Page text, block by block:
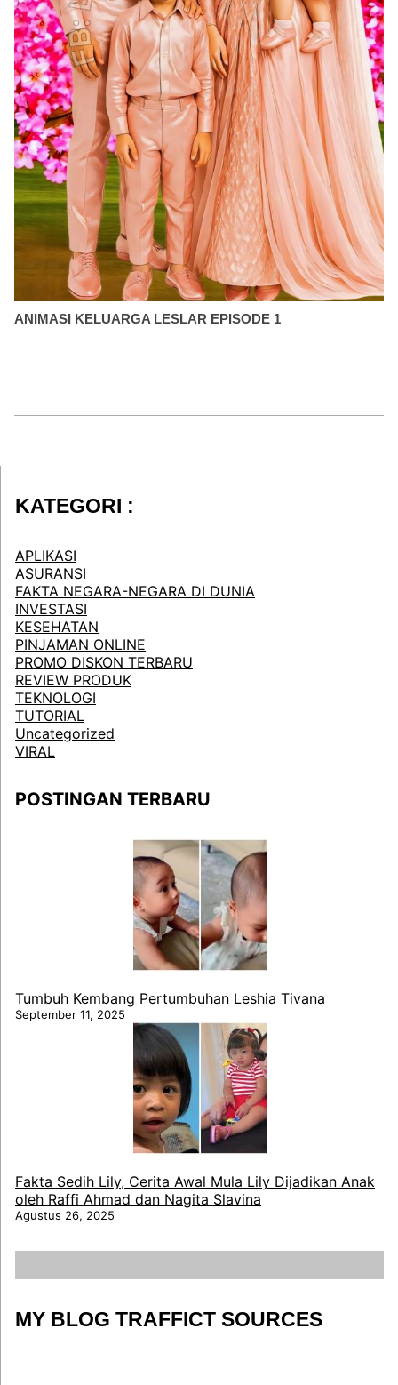
ANIMASI KELUARGA LESLAR EPISODE 1
KATEGORI :
APLIKASI
ASURANSI
FAKTA NEGARA-NEGARA DI DUNIA
INVESTASI
KESEHATAN
PINJAMAN ONLINE
PROMO DISKON TERBARU
REVIEW PRODUK
TEKNOLOGI
TUTORIAL
Uncategorized
VIRAL
POSTINGAN TERBARU
Tumbuh Kembang Pertumbuhan Leshia Tivana
September 11, 2025
Fakta Sedih Lily, Cerita Awal Mula Lily Dijadikan Anak
oleh Raffi Ahmad dan Nagita Slavina
Agustus 26, 2025
MY BLOG TRAFFICT SOURCES